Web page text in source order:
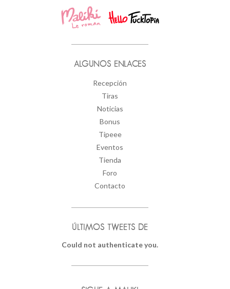
ALGUNOS ENLACES
Recepción
Tiras
Noticias
Bonus
Tipeee
Eventos
Tienda
Foro
Contacto
ÚLTIMOS TWEETS DE
Could not authenticate you.